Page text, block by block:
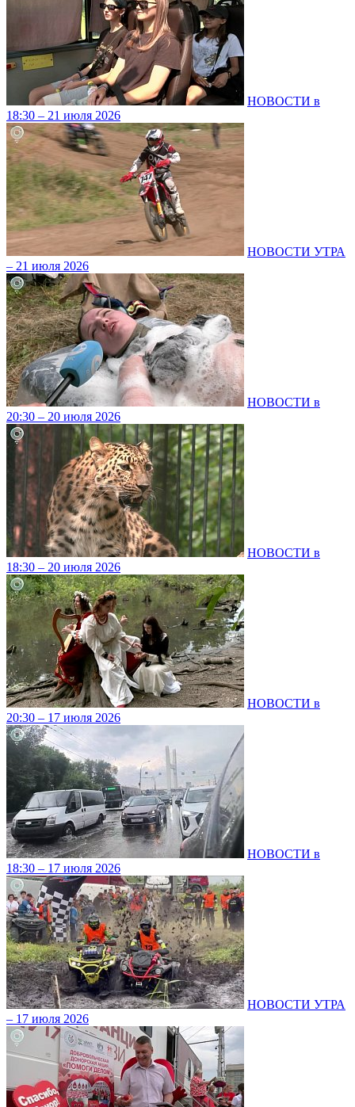
НОВОСТИ в
18:30 – 21 июля 2026
НОВОСТИ УТРА
– 21 июля 2026
НОВОСТИ в
20:30 – 20 июля 2026
НОВОСТИ в
18:30 – 20 июля 2026
НОВОСТИ в
20:30 – 17 июля 2026
НОВОСТИ в
18:30 – 17 июля 2026
НОВОСТИ УТРА
– 17 июля 2026